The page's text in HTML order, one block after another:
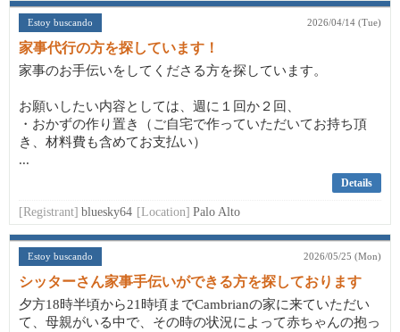
Estoy buscando 2026/04/14 (Tue)
家事代行の方を探しています！
家事のお手伝いをしてくださる方を探しています。
お願いしたい内容としては、週に１回か２回、
・おかずの作り置き（ご自宅で作っていただいてお持ち頂
き、材料費も含めてお支払い）
...
Details
[Registrant] bluesky64 [Location] Palo Alto
Estoy buscando 2026/05/25 (Mon)
シッターさん家事手伝いができる方を探しております
夕方18時半頃から21時頃までCambrianの家に来ていただい
て、母親がいる中で、その時の状況によって赤ちゃんの抱っ